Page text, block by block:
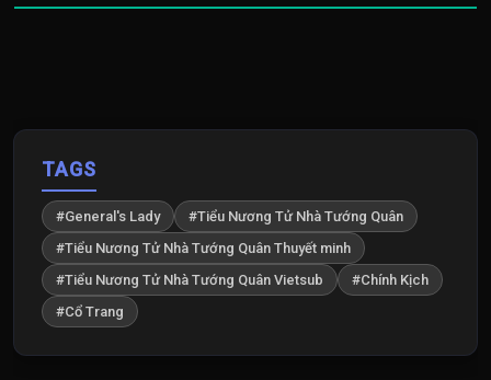
TAGS
#General's Lady
#Tiểu Nương Tử Nhà Tướng Quân
#Tiểu Nương Tử Nhà Tướng Quân Thuyết minh
#Tiểu Nương Tử Nhà Tướng Quân Vietsub
#Chính Kịch
#Cổ Trang